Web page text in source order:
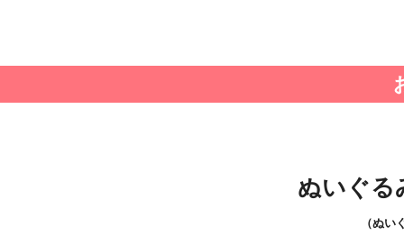
ぬいぐ
（ぬ